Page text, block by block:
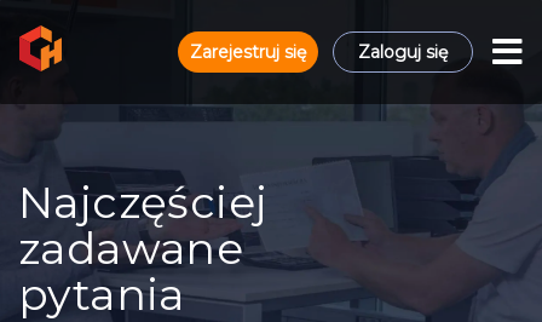
Zarejestruj się Zaloguj się
Najczęściej
zadawane
pytania